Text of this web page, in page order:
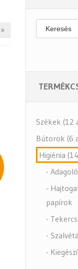
Keresés
Székek (12
Bútorok (6
Higiénia
-
-
papírok
-
-
-